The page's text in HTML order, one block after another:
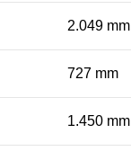
2.049 mm
727 mm
1.450 mm